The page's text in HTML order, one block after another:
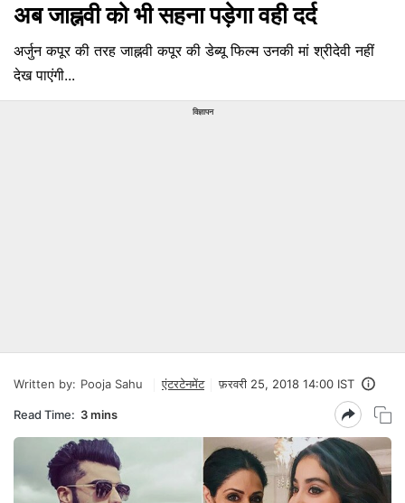
अब जाह्नवी को भी सहना पड़ेगा वही दर्द
अर्जुन कपूर की तरह जाह्नवी कपूर की डेब्यू फिल्म उनकी मां श्रीदेवी नहीं
देख पाएंगी...
विज्ञापन
Written by: Pooja Sahu एंटरटेनमेंट फ़रवरी 25, 2018 14:00 IST
Read Time: 3 mins